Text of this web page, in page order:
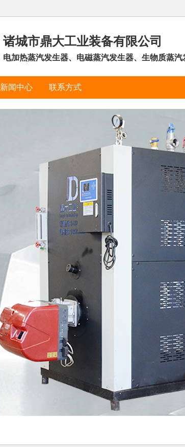
诸城市鼎大工业装备有限公司
电加热蒸汽发生器、电磁蒸汽发生器、生物质蒸汽
新闻中心 联系方式